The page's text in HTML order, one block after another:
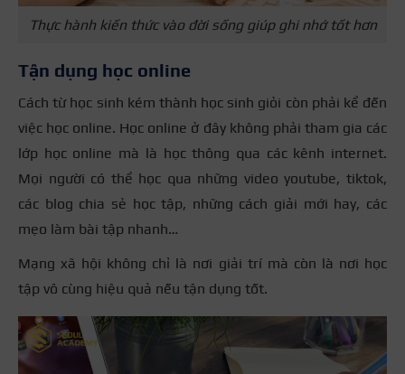
Thực hành kiến thức vào đời sống giúp ghi nhớ tốt hơn
Tận dụng học online
Cách từ học sinh kém thành học sinh giỏi còn phải kể đến
việc học online. Học online ở đây không phải tham gia các
lớp học online mà là học thông qua các kênh internet.
Mọi người có thể học qua những video youtube, tiktok,
các blog chia sẻ học tập, những cách giải mới hay, các
mẹo làm bài tập nhanh…
Mạng xã hội không chỉ là nơi giải trí mà còn là nơi học
tập vô cùng hiệu quả nếu tận dụng tốt.